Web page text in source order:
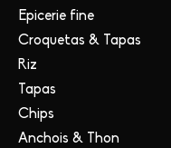
Epicerie fine
Croquetas & Tapas
Riz
Tapas
Chips
Anchois & Thon